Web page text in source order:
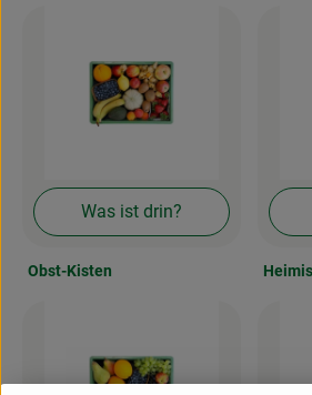
Frisches
Naturkost
Blog
Was ist drin?
Obst-Kisten